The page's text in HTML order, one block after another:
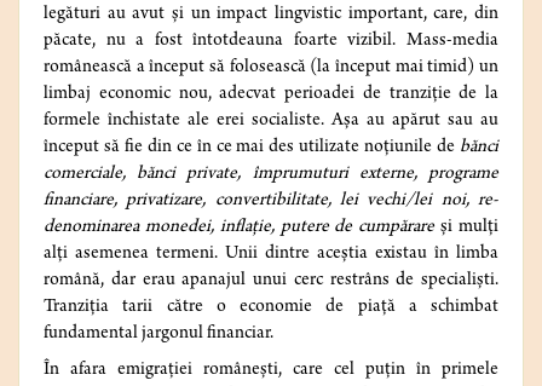
legături au avut și un impact lingvistic important, care, din
păcate, nu a fost întotdeauna foarte vizibil. Mass-media
românească a început să folosească (la început mai timid) un
limbaj economic nou, adecvat perioadei de tranziție de la
formele închistate ale erei socialiste. Așa au apărut sau au
început să fie din ce în ce mai des utilizate noțiunile de bănci
comerciale, bănci private, împrumuturi externe, programe
financiare, privatizare, convertibilitate, lei vechi/lei noi, re-
denominarea monedei, inflație, putere de cumpărareși mulți
alți asemenea termeni. Unii dintre aceștia existau în limba
română, dar erau apanajul unui cerc restrâns de specialiști.
Tranziția tarii către o economie de piață a schimbat
fundamental jargonul financiar.
În afara emigrației românești, care cel puțin în primele